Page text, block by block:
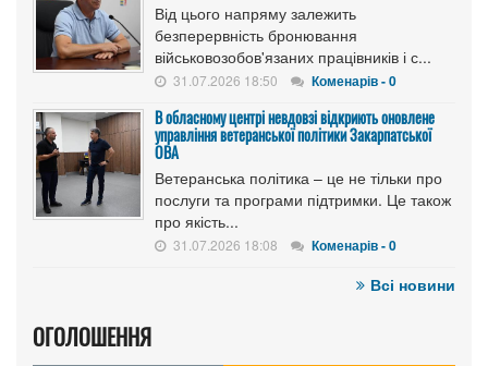
Від цього напряму залежить
безперервність бронювання
військовозобов'язаних працівників і с...
31.07.2026 18:50 Коменарів - 0
В обласному центрі невдовзі відкриють оновлене
управління ветеранської політики Закарпатської
ОВА
Ветеранська політика – це не тільки про
послуги та програми підтримки. Це також
про якість...
31.07.2026 18:08 Коменарів - 0
Всі новини
ОГОЛОШЕННЯ